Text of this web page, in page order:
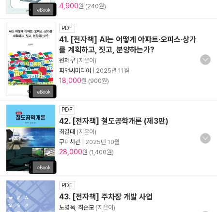
4,900원 (240원)
PDF
41. [전자책] AI는 어떻게 아파트·오피스·상가
를 계획하고, 짓고, 분양하는가?
원제무 (지은이)
피앤씨미디어
2025년 11월
18,000원 (900원)
PDF
42. [전자책] 철도공학개론 (제3판)
최길대 (지은이)
구미서관
2025년 10월
28,000원 (1,400원)
PDF
43. [전자책] 주차장 개발 사업
노병옥 최순모 (지은이)